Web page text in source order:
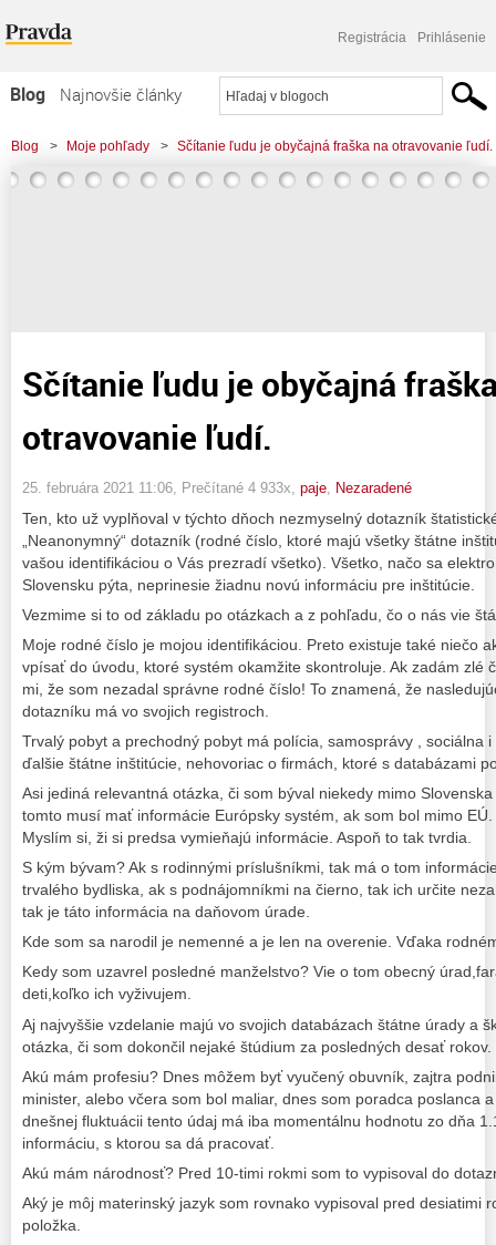
Registrácia Prihlásenie
Blog
Najnovšie články
Najčítanejšie články
Najkomentovanejšie články
Blog > Moje pohľady > Sčítanie ľudu je obyčajná fraška na otravovanie ľudí.
Sčítanie ľudu je obyčajná
otravovanie ľudí.
25. februára 2021 11:06 , Prečítané 4 933x, paje Nezaradené
Ten, kto už vyplňoval v týchto dňoch nezmyselný dotazník
„Neanonymný“ dotazník (rodné číslo, ktoré majú všetky štátne
vašou identifikáciou o Vás prezradí všetko). Všetko, načo sa
Slovensku pýta, neprinesie žiadnu novú informáciu pre inštitúcie.
Vezmime si to od základu po otázkach a z pohľadu, čo o nás vie
Moje rodné číslo je mojou identifikáciou. Preto existuje také niečo
vpísať do úvodu, ktoré systém okamžite skontroluje. Ak zadám zlé
mi, že som nezadal správne rodné číslo! To znamená, že
dotazníku má vo svojich registroch.
Trvalý pobyt a prechodný pobyt má polícia, samosprávy , sociálna
ďalšie štátne inštitúcie, nehovoriac o firmách, ktoré s databázami
Asi jediná relevantná otázka, či som býval niekedy mimo
tomto musí mať informácie Európsky systém, ak som bol mimo
Myslím si, ži si predsa vymieňajú informácie. Aspoň to tak tvrdia.
S kým bývam? Ak s rodinnými príslušníkmi, tak má o tom
trvalého bydliska, ak s podnájomníkmi na čierno, tak ich určite
tak je táto informácia na daňovom úrade.
Kde som sa narodil je nemenné a je len na overenie. Vďaka
Kedy som uzavrel posledné manželstvo? Vie o tom obecný
deti,koľko ich vyživujem.
Aj najvyššie vzdelanie majú vo svojich databázach štátne úrady a
otázka, či som dokončil nejaké štúdium za posledných desať rokov.
Akú mám profesiu? Dnes môžem byť vyučený obuvník, zajtra
minister, alebo včera som bol maliar, dnes som poradca poslanca
dnešnej fluktuácii tento údaj má iba momentálnu hodnotu zo dňa
informáciu, s ktorou sa dá pracovať.
Akú mám národnosť? Pred 10-timi rokmi som to vypisoval do
Aký je môj materinský jazyk som rovnako vypisoval pred desiatimi
položka.